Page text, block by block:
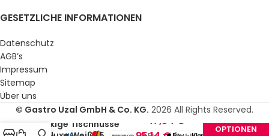
GESETZLICHE INFORMATIONEN
Datenschutz
AGB’s
Impressum
Sitemap
Über uns
© Gastro Uzal GmbH & Co. KG. 2026 All Rights Reserved.
eckige Tischhusse
47,54 €
OPTIONEN